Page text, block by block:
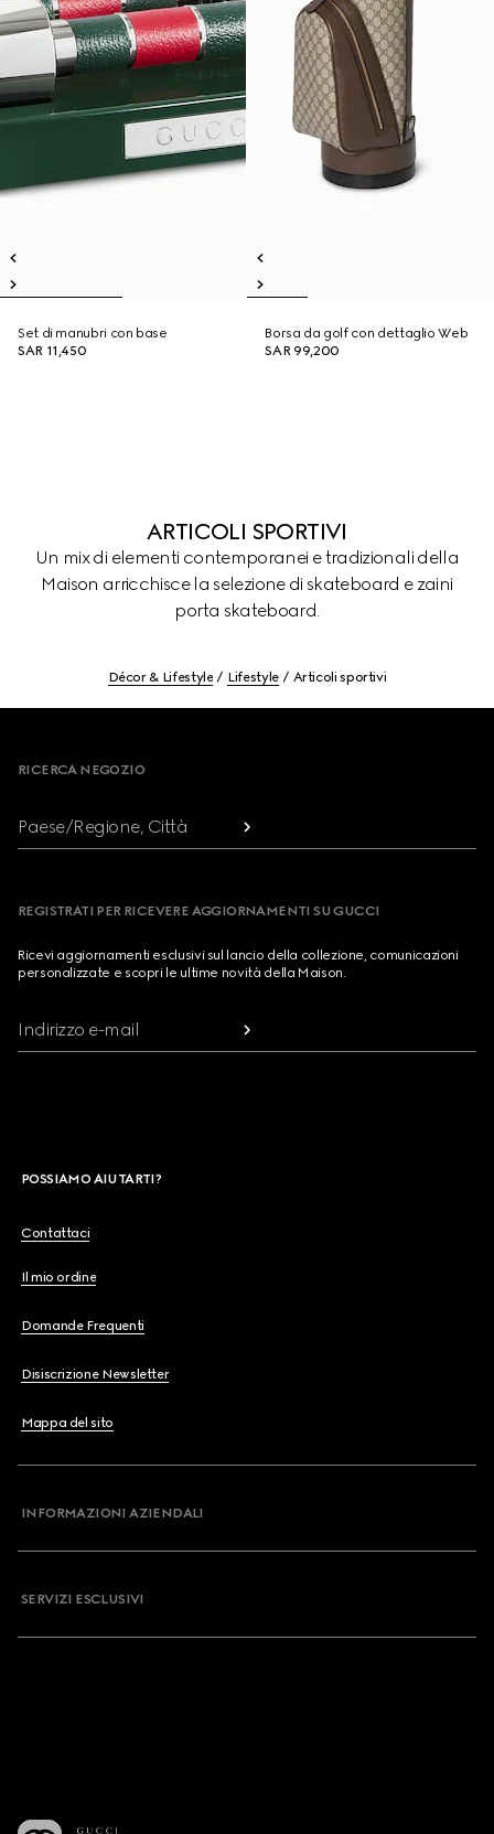
Set di manubri con base
SAR 11,450
Borsa da golf con dettaglio Web
SAR 99,200
ARTICOLI SPORTIVI
Un mix di elementi contemporanei e tradizionali della
Maison arricchisce la selezione di skateboard e zaini
porta skateboard.
Décor & Lifestyle Lifestyle Articoli sportivi
RICERCA NEGOZIO
Paese/Regione, Città
REGISTRATI PER RICEVERE AGGIORNAMENTI SU GUCCI
Ricevi aggiornamenti esclusivi sul lancio della collezione, comunicazioni
personalizzate e scopri le ultime novità della Maison.
Indirizzo e-mail
POSSIAMO AIUTARTI?
Contattaci
Il mio ordine
Domande Frequenti
Disiscrizione Newsletter
Mappa del sito
INFORMAZIONI AZIENDALI
SERVIZI ESCLUSIVI